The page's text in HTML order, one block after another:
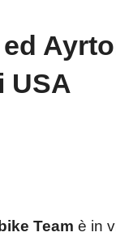
USA
Team è in